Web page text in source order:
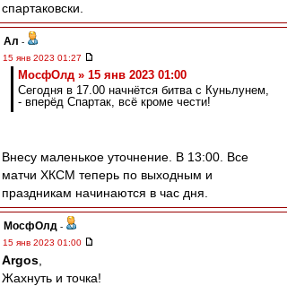
спартаковски.
Ал -
15 янв 2023 01:27
МосфОлд » 15 янв 2023 01:00
Сегодня в 17.00 начнётся битва с Куньлунем,
- вперёд Спартак, всё кроме чести!
Внесу маленькое уточнение. В 13:00. Все
матчи ХКСМ теперь по выходным и
праздникам начинаются в час дня.
МосфОлд -
15 янв 2023 01:00
Argos
Жахнуть и точка!